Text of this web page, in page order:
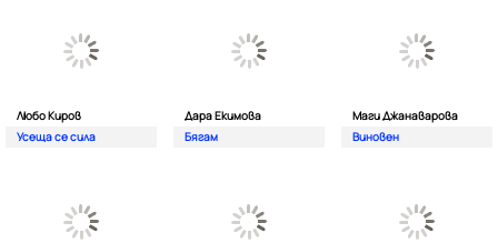
Любо Киров
Усеща се сила
Дара Екимова
Бягам
Маги Джанаварова
Виновен